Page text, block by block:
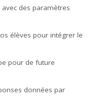
des paramètres
élèves pour intégrer le
pour de future
données par